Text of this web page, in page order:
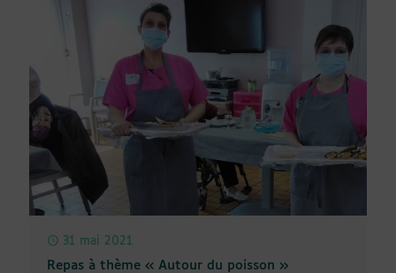
31 mai 2021
Repas à thème « Autour du poisson »